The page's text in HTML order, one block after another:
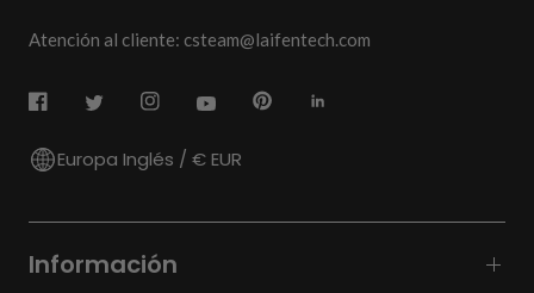
Atención al cliente: csteam@laifentech.com
Europa Inglés / € EUR
Información